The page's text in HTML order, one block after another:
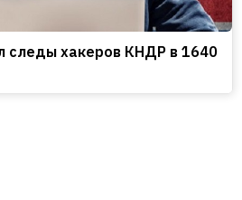
следы хакеров КНДР в 1640